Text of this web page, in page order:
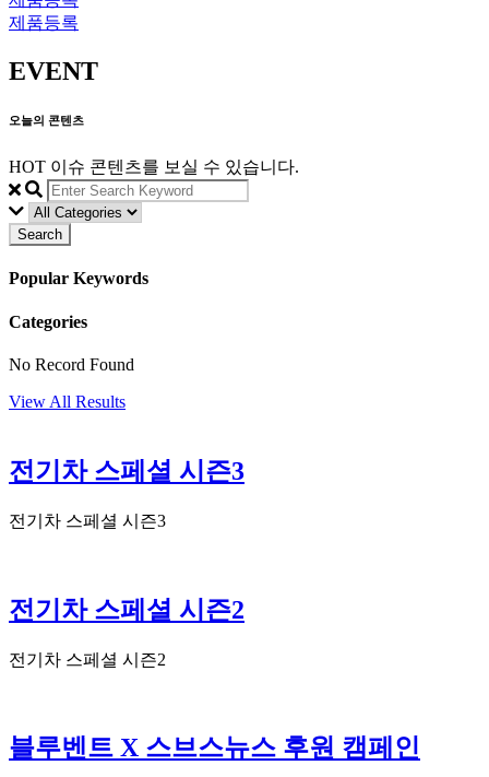
제품등록
EVENT
오늘의 콘텐츠
HOT 이슈 콘텐츠를 보실 수 있습니다.
Search
Popular Keywords
Categories
No Record Found
View All Results
전기차 스페셜 시즌3
전기차 스페셜 시즌3
전기차 스페셜 시즌2
전기차 스페셜 시즌2
블루벤트 X 스브스뉴스 후원 캠페인